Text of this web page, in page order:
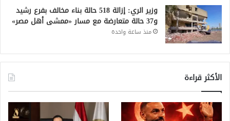
وزير الري: إزالة 518 حالة بناء مخالف بفرع رشيد
و37 حالة متعارضة مع مسار «ممشى أهل مصر»
منذ ساعة واحدة
الأكثر قراءة